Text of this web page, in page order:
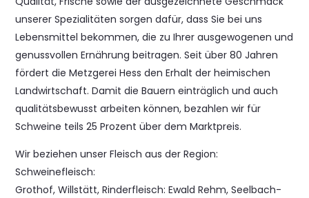
unserer Spezialitäten sorgen dafür, dass Sie bei uns
Lebensmittel bekommen, die zu Ihrer ausgewogenen und
genussvollen Ernährung beitragen. Seit über 80 Jahren
fördert die Metzgerei Hess den Erhalt der heimischen
Landwirtschaft. Damit die Bauern einträglich und auch
qualitätsbewusst arbeiten können, bezahlen wir für
Schweine teils 25 Prozent über dem Marktpreis.
Wir beziehen unser Fleisch aus der Region:
Schweinefleisch:
Grothof, Willstätt, Rinderfleisch: Ewald Rehm, Seelbach-